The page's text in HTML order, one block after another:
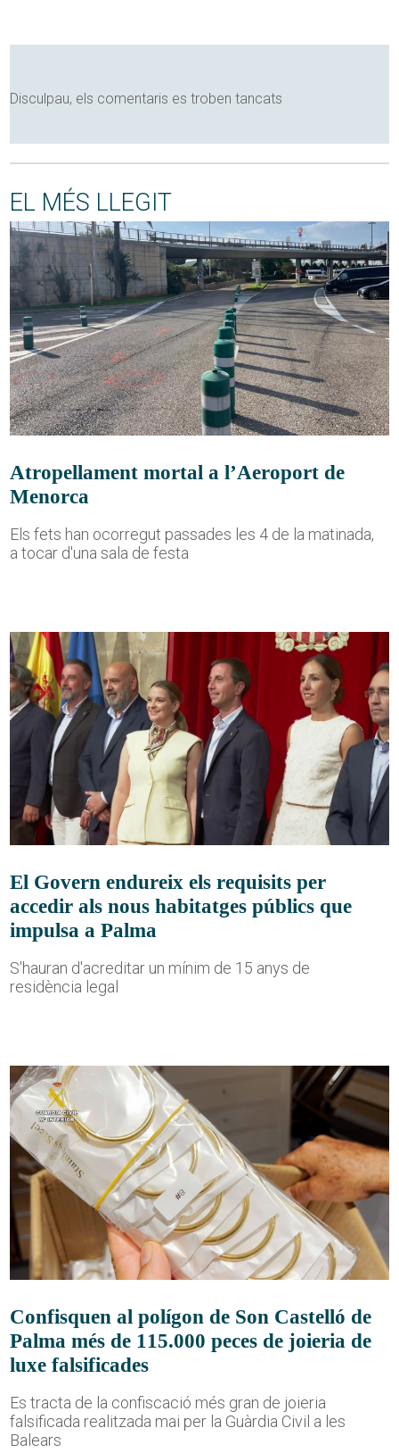
Disculpau, els comentaris es troben tancats
EL MÉS LLEGIT
Atropellament mortal a l’Aeroport de
Menorca
Els fets han ocorregut passades les 4 de la matinada,
a tocar d'una sala de festa
El Govern endureix els requisits per
accedir als nous habitatges públics que
impulsa a Palma
S'hauran d'acreditar un mínim de 15 anys de
residència legal
Confisquen al polígon de Son Castelló de
Palma més de 115.000 peces de joieria de
luxe falsificades
Es tracta de la confiscació més gran de joieria
falsificada realitzada mai per la Guàrdia Civil a les
Balears